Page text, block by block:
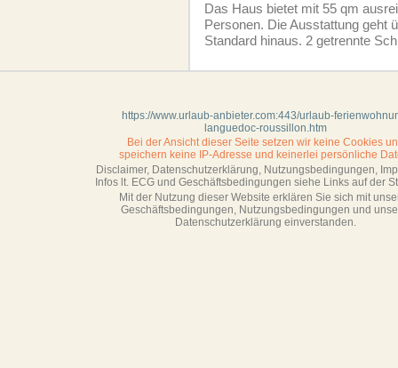
Das Haus bietet mit 55 qm
Personen. Die Ausstattung geht
Standard hinaus. 2 getrennte
https://www.urlaub-anbieter.com:443/urlaub-
languedoc-roussillon.htm
Bei der Ansicht dieser Seite setzen wir keine Cookies
speichern keine IP-Adresse und keinerlei persönliche
Disclaimer, Datenschutzerklärung, Nutzungsbedingungen,
Infos lt. ECG und Geschäftsbedingungen siehe Links auf der
Mit der Nutzung dieser Website erklären Sie sich mit
Geschäftsbedin­gungen, Nutzungsbedingungen und
Datenschutzerklärung einverstanden.